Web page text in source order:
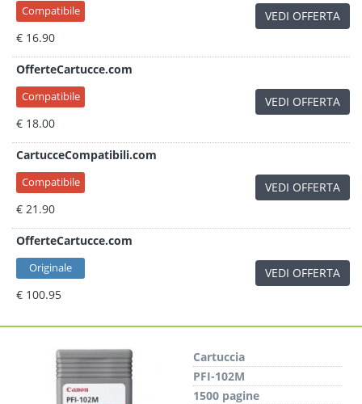
Compatibile
€ 16.90
VEDI OFFERTA
OfferteCartucce.com
Compatibile
€ 18.00
VEDI OFFERTA
CartucceCompatibili.com
Compatibile
€ 21.90
VEDI OFFERTA
OfferteCartucce.com
Originale
€ 100.95
VEDI OFFERTA
Cartuccia
PFI-102M
1500 pagine